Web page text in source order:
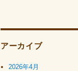
アーカイブ
2026年4月